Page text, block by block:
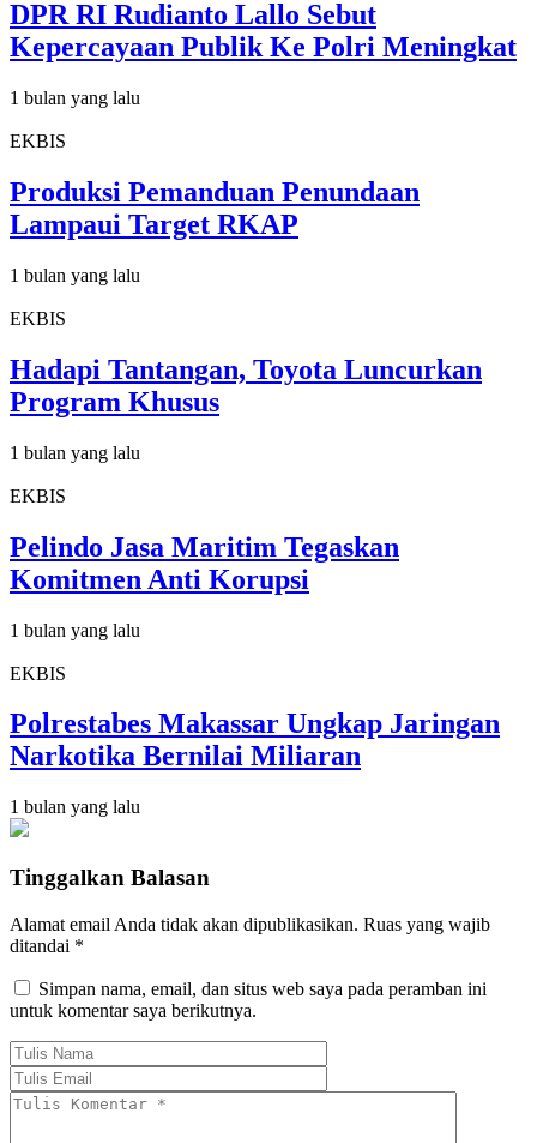
DPR RI Rudianto Lallo Sebut
Kepercayaan Publik Ke Polri Meningkat
1 bulan yang lalu
EKBIS
Produksi Pemanduan Penundaan
Lampaui Target RKAP
1 bulan yang lalu
EKBIS
Hadapi Tantangan, Toyota Luncurkan
Program Khusus
1 bulan yang lalu
EKBIS
Pelindo Jasa Maritim Tegaskan
Komitmen Anti Korupsi
1 bulan yang lalu
EKBIS
Polrestabes Makassar Ungkap Jaringan
Narkotika Bernilai Miliaran
1 bulan yang lalu
Tinggalkan Balasan
Alamat email Anda tidak akan dipublikasikan. Ruas yang wajib
ditandai *
Simpan nama, email, dan situs web saya pada peramban ini
untuk komentar saya berikutnya.